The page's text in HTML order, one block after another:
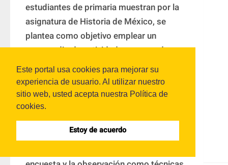
Este portal usa cookies para mejorar su
experiencia de usuario. Al utilizar nuestro
sitio web, usted acepta nuestra Política de
cookies.
Estoy de acuerdo
estudiantes de primaria muestran por la
asignatura de Historia de México, se
plantea como objetivo emplear un
compendio de actividades que ayuden a
fomentar el rendimiento y el gusto por
esta área mediante una práctica
innovadora, basada en estrategias como
la gamificación. Para la elaboración de
esta propuesta exploratoria de
intervención, se recurrió a una